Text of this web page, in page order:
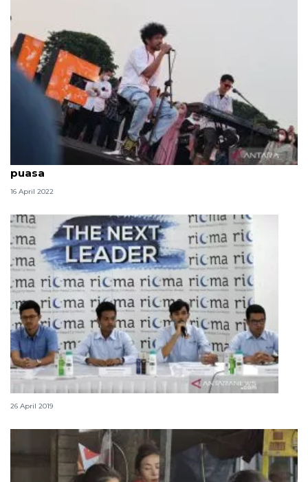
Ramadhan Jazz Festival hangatkan senja di bulan
puasa
16 April 2022
12 artis meriahkan Ramadhan Jazz Festival 2019
26 April 2019